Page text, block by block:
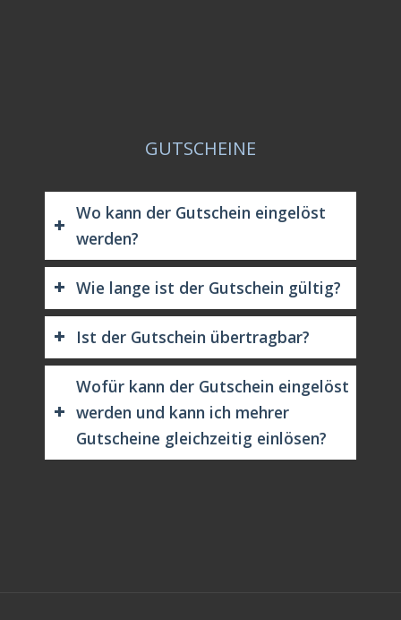
GUTSCHEINE
Wo kann der Gutschein eingelöst
werden?
Wie lange ist der Gutschein gültig?
Ist der Gutschein übertragbar?
Wofür kann der Gutschein eingelöst
werden und kann ich mehrer
Gutscheine gleichzeitig einlösen?